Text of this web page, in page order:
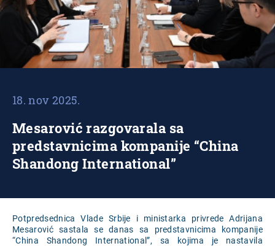
18. nov 2025.
Mesarović razgovarala sa
predstavnicima kompanije “China
Shandong International”
Potpredsednica Vlade Srbije i ministarka privrede Adrijana
Mesarović sastala se danas sa predstavnicima kompanije
“China Shandong International”, sa kojima je nastavila